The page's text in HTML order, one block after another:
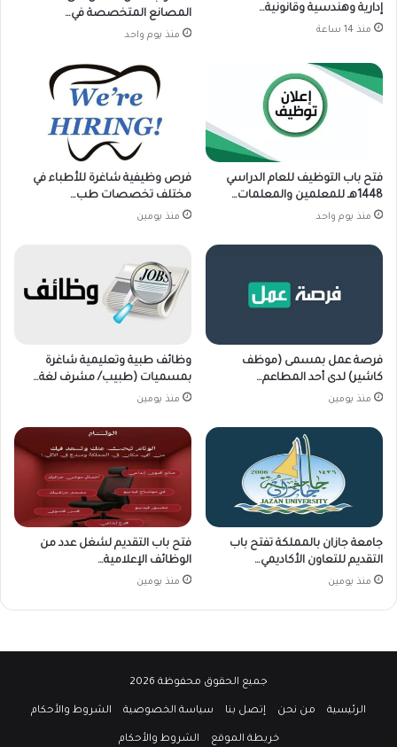
إدارية وهندسية وقانونية…
منذ 14 ساعة
المصانع المتخصصة في…
منذ يوم واحد
فتح باب التوظيف للعام الدراسي
1448هـ للمعلمين والمعلمات…
منذ يوم واحد
فرص وظيفية شاغرة للأطباء في
مختلف تخصصات طب…
منذ يومين
فرصة عمل بمسمى (موظف
كاشير) لدى أحد المطاعم…
منذ يومين
وظائف طبية وتعليمية شاغرة
بمسميات (طبيب/ مشرف لغة…
منذ يومين
جامعة جازان بالمملكة تفتح باب
التقديم للتعاون الأكاديمي…
منذ يومين
فتح باب التقديم لشغل عدد من
الوظائف الإعلامية…
منذ يومين
جميع الحقوق محفوظة 2026
الرئيسية من نحن إتصل بنا سياسة الخصوصية الشروط والأحكام
خريطة الموقع الشروط والأحكام